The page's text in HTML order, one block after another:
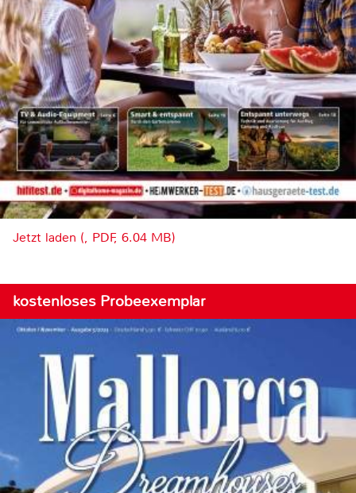
Jetzt laden (, PDF, 6.04 MB)
kostenloses Probeexemplar